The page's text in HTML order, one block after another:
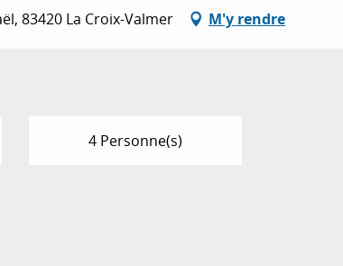
83420 La Croix-Valmer M'y rendre
4 Personne(s)